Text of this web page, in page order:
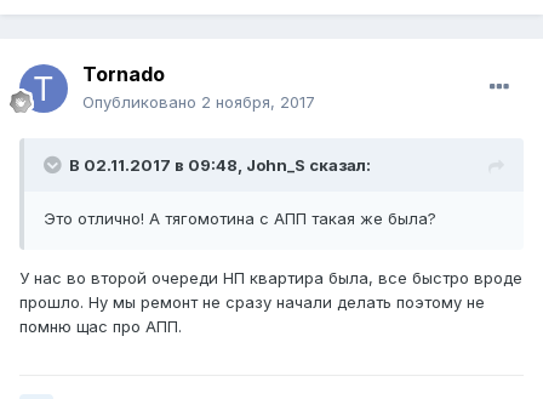
Tornado
Опубликовано 2 ноября, 2017
В 02.11.2017 в 09:48, John_S сказал:
Это отлично! А тягомотина с АПП такая же была?
У нас во второй очереди НП квартира была, все быстро вроде
прошло. Ну мы ремонт не сразу начали делать поэтому не
помню щас про АПП.